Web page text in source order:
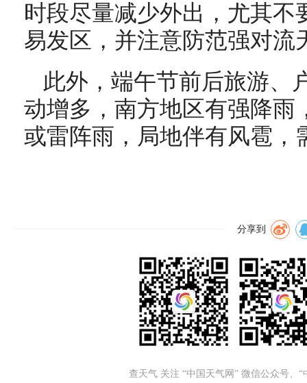
时段尽量减少外出，尤其不
易发区，并注意防范强对流
此外，端午节前后旅游、
动增多，南方地区有强降雨
或雷阵雨，局地伴有风雹，
分享到
查天气 关注 “中国天气网” 微信公众号、